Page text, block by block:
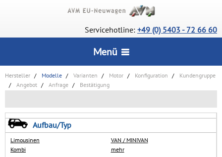
Servicehotline: +49 (0) 5403 - 72 66 60
Menü
STARTSEITE
CarConfigurator
Deutsche Neuwagen
SERVICE
Wie bestelle ich?
INFORMATIONEN
Hersteller Modelle Varianten Motor Konfiguration
Kundengruppe
Angebot
Anfrage Bestätigung
Aufbau/Typ
Limousinen
VAN / MINIVAN
Kombi
mehr